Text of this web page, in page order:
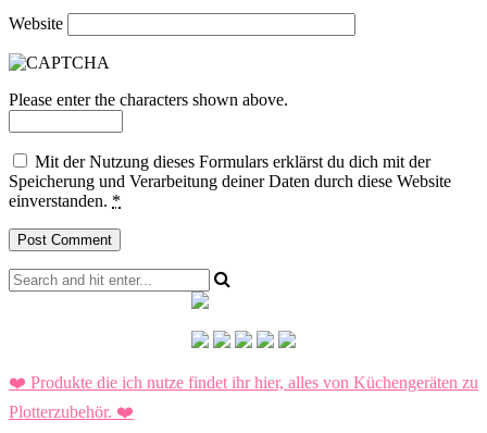
Website
Please enter the characters shown above.
Mit der Nutzung dieses Formulars erklärst du dich mit der
Speicherung und Verarbeitung deiner Daten durch diese Website
einverstanden. *
❤️ Produkte die ich nutze findet ihr hier, alles von Küchengeräten zu
Plotterzubehör. ❤️